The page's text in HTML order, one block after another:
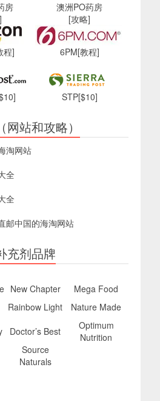
房
澳洲PO药房
[攻略]
程] 6PM[教程]
STP[$10]
站和攻略）
淘网站
全
全
邮中国的海淘网站
充剂品牌
New Chapter
Mega Food
Rainbow Light
Nature Made
Doctor’s Best
Optimum
Nutrition
Source
Naturals